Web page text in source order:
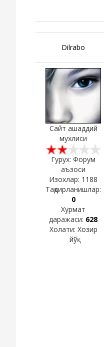
Dilrabo
Сайт ашаддий
мухлиси
Гурух: Форум
аъзоси
Изохлар: 1188
Тақдирланишлар:
0
Хурмат
даражаси: 628
Холати: Хозир
йўқ